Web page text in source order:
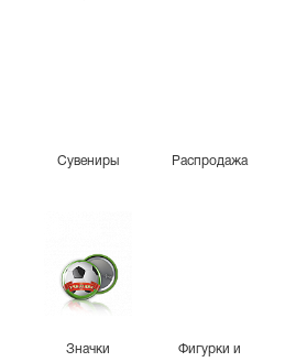
Сувениры Распродажа
Значки
Фигурки и